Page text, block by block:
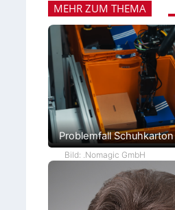
MEHR ZUM THEMA
Problemfall Schuhkarton
Bild: .Nomagic GmbH